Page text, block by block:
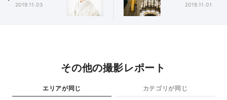
2019.11.03 2019.11.01
その他の撮影レポート
エリアが同じ カテゴリが同じ